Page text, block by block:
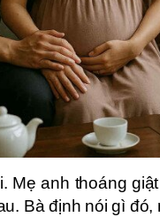
Mẹ anh thoáng
Bà định nói gì